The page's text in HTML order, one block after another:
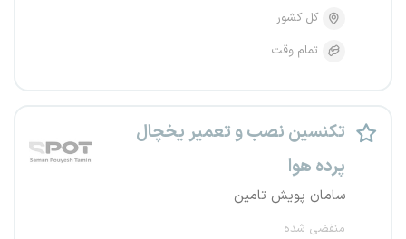
کل کشور
تمام وقت
تکنسین نصب و تعمیر یخچال
پرده هوا
سامان پویش تامین
منقضی شده